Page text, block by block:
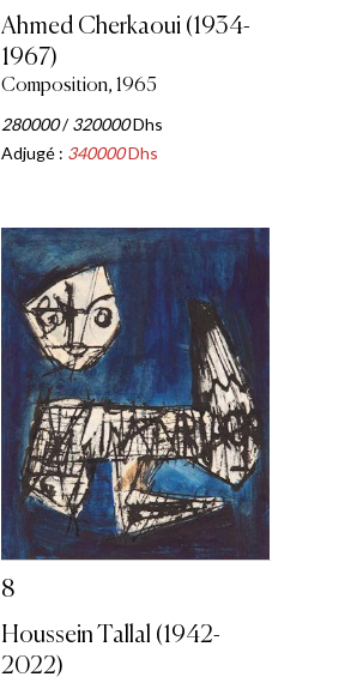
Ahmed Cherkaoui (1934-
1967)
Composition, 1965
280000/320000Dhs
Adjugé : 340000Dhs
8
Houssein Tallal (1942-
2022)